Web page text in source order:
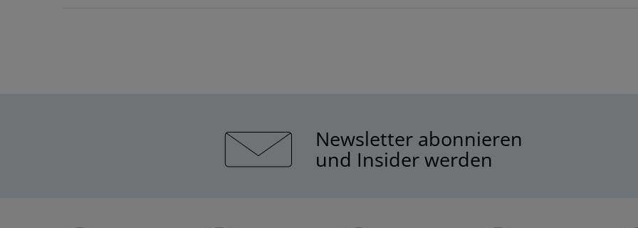
Newsletter abonnieren
und Insider werden